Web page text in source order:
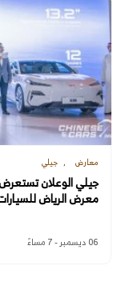
معارض جيلي
جيلي الوعلان تستعرض
معرض الرياض للسيارات
06 ديسمبر - 7 مساءً